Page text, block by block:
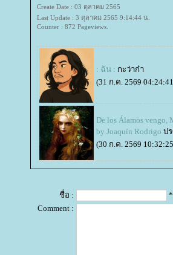
Create Date : 03 ตุลาคม 2565
Last Update : 3 ตุลาคม 2565 9:14:44 น.
Counter : 872 Pageviews.
: ฉัน : กะว่าก๋า
(31 ก.ค. 2569
De los Álamos vengo,
by Joaquín Rodrigo ป
(30 ก.ค. 2569
ชื่อ :
Comment :